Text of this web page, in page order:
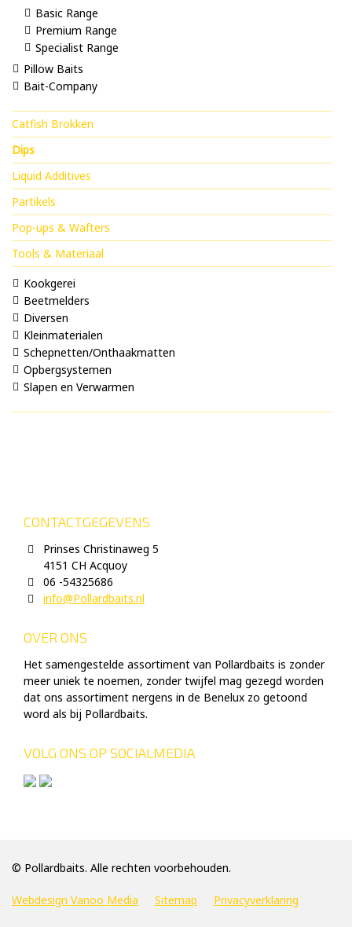
Basic Range
Premium Range
Specialist Range
Pillow Baits
Bait-Company
Catfish Brokken
Dips
Liquid Additives
Partikels
Pop-ups & Wafters
Tools & Materiaal
Kookgerei
Beetmelders
Diversen
Kleinmaterialen
Schepnetten/Onthaakmatten
Opbergsystemen
Slapen en Verwarmen
CONTACTGEGEVENS
Prinses Christinaweg 5
4151 CH Acquoy
06 -54325686
info@Pollardbaits.nl
OVER ONS
Het samengestelde assortiment van Pollardbaits is zonder
meer uniek te noemen, zonder twijfel mag gezegd worden
dat ons assortiment nergens in de Benelux zo getoond
word als bij Pollardbaits.
VOLG ONS OP SOCIALMEDIA
© Pollardbaits. Alle rechten voorbehouden.
Webdesign Vanoo Media Sitemap Privacyverklaring